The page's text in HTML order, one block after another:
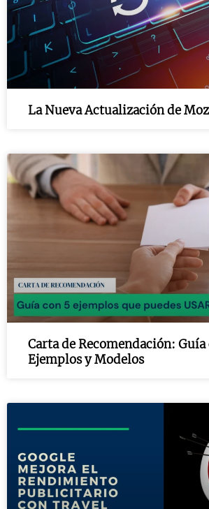
La Nueva Actualización de
Carta de Recomendación: Guía
Ejemplos y Modelos